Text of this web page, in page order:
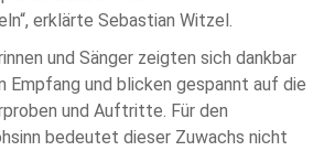
erklärte Sebastian Witzel.
und Sänger zeigten sich dankbar
Empfang und blicken gespannt auf die
und Auftritte. Für den
bedeutet dieser Zuwachs nicht